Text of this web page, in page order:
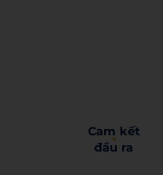
Cam kết
đầu ra